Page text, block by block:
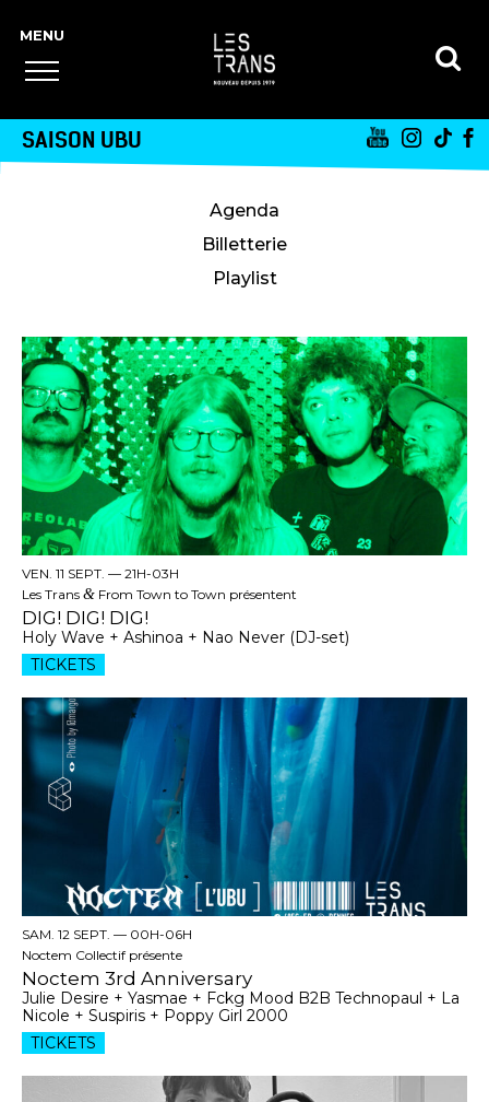
SAISON UBU
Agenda
Billetterie
Playlist
VEN. 11 SEPT. — 21H-03H
Les Trans & From Town to Town présentent
DIG! DIG! DIG!
Holy Wave + Ashinoa + Nao Never (DJ-set)
TICKETS
SAM. 12 SEPT. — 00H-06H
Noctem Collectif présente
Noctem 3rd Anniversary
Julie Desire + Yasmae + Fckg Mood B2B Technopaul + La
Nicole + Suspiris + Poppy Girl 2000
TICKETS